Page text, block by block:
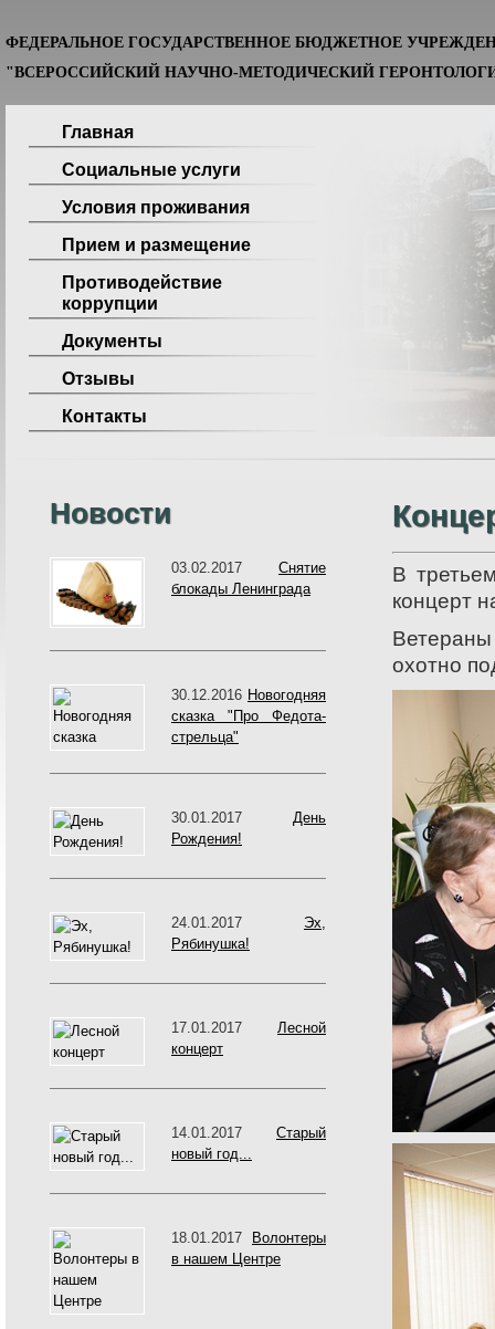
ФЕДЕРАЛЬНОЕ ГОСУДАРСТВЕННОЕ БЮДЖЕТНОЕ
"ВСЕРОССИЙСКИЙ НАУЧНО-МЕТОДИЧЕСКИЙ
Главная
Социальные услуги
Условия проживания
Прием и размещение
Противодействие
коррупции
Документы
Отзывы
Контакты
Новости
03.02.2017 Снятие
блокады Ленинграда
30.12.2016 Новогодняя
сказка "Про Федота-
стрельца"
30.01.2017 День
Рождения!
24.01.2017 Эх,
Рябинушка!
17.01.2017 Лесной
концерт
14.01.2017 Старый
новый год...
18.01.2017 Волонтеры
в нашем Центре
В
концерт
охотно